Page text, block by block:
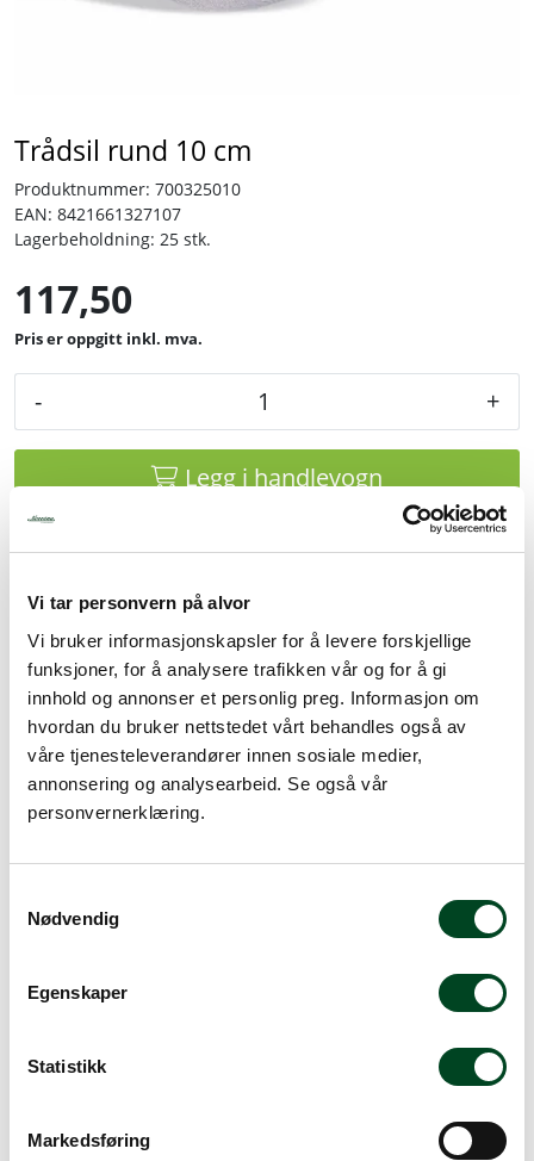
Vi tar personvern på alvor
Vi bruker informasjonskapsler for å levere forskjellige
funksjoner, for å analysere trafikken vår og for å gi
innhold og annonser et personlig preg. Informasjon om
hvordan du bruker nettstedet vårt behandles også av
våre tjenesteleverandører innen sosiale medier,
annonsering og analysearbeid. Se også vår
personvernerklæring.
Nødvendig
Egenskaper
Statistikk
Markedsføring
Trådsil rund 10 cm
Produktnummer: 700325010
EAN: 8421661327107
Lagerbeholdning: 25 stk.
117,50
inkl. mva.
- +
Legg i handlevogn
Rustfritt stål trådsil. Diamter ø= 10cm. Lengde: 25,2cm.
Rask levering
Dette produktet er på lager! Forsendelsen leveres normalt i
løpet av 1-3 virkedager.
Mer info
Alternative produkter
Kontakt